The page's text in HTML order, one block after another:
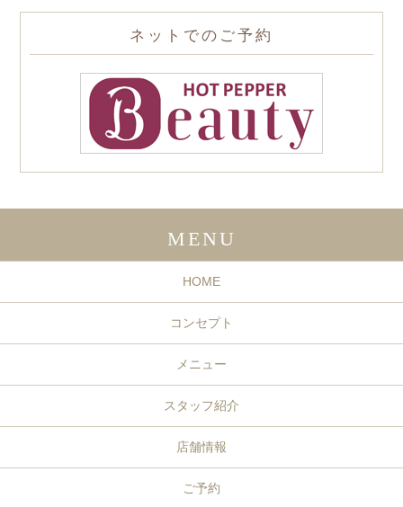
ネットでのご予約
MENU
HOME
コンセプト
メニュー
スタッフ紹介
店舗情報
ご予約